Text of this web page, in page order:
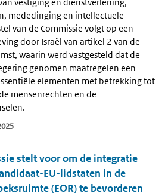
mededinging en intellectuele
van de Commissie volgt op een
door Israël van artikel 2 van de
waarin werd vastgesteld dat de
genomen maatregelen een
elementen met betrekking tot
mensenrechten en de
stelt voor om de integratie
EU-lidstaten in de
(EOR) te bevorderen